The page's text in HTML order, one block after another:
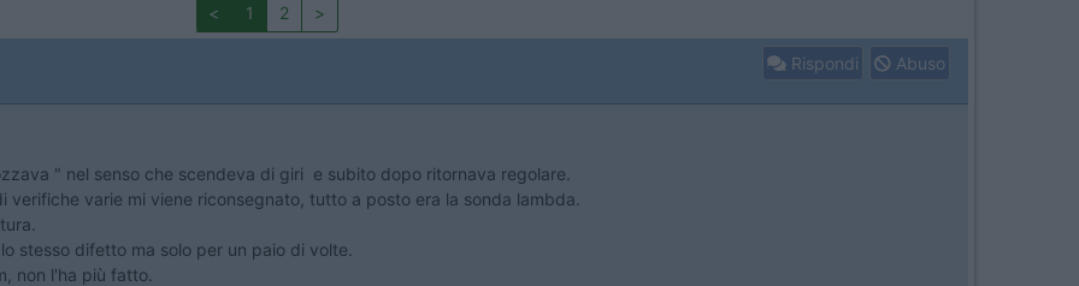
< 1 2 >
Rispondi Abuso
" nel senso che scendeva di giri e subito dopo ritornava regolare.
varie mi viene riconsegnato, tutto a posto era la sonda lambda.
stesso difetto ma solo per un paio di volte.
non l'ha più fatto.